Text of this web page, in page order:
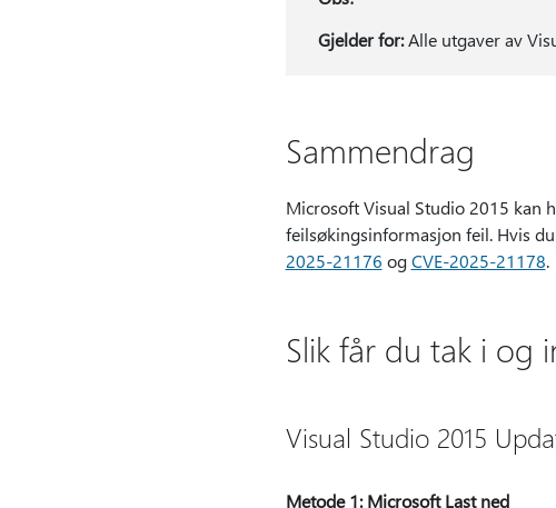
Gjelder for:Alle utgaver av
Sammendrag
Microsoft Visual Studio 2015 kan
feilsøkingsinformasjon feil. Hvis
2025-21176 ogCVE-2025-21178.
Slik får du tak i og
Visual Studio 2015
Metode 1: Microsoft Last ned